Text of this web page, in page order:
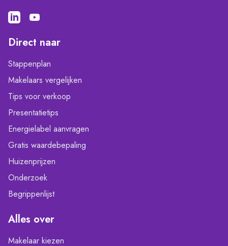
Direct naar
Stappenplan
Makelaars vergelijken
Tips voor verkoop
Presentatietips
Energielabel aanvragen
Gratis waardebepaling
Huizenprijzen
Onderzoek
Begrippenlijst
Alles over
Makelaar kiezen